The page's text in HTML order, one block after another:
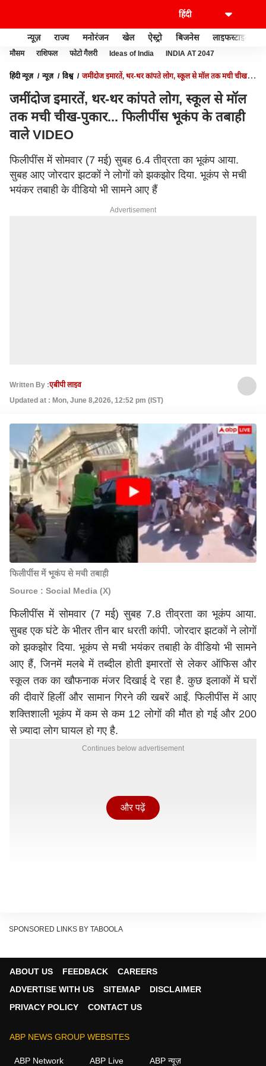
न्यूज़ राज्य मनोरंजन खेल ऐस्ट्रो बिजनेस लाइफस्टाइल
मौसम राशिफल फोटो गैलरी Ideas of India INDIA AT 2047
हिंदी न्यूज़ न्यूज़ विश्व
जमींदोज इमारतें, थर-थर कांपते लोग, स्कूल से मॉल तक मची चीख-
जमींदोज इमारतें, थर-थर कांपते लोग, स्कूल से मॉल
तक मची चीख-पुकार... फिलीपींस भूकंप के तबाही
वाले VIDEO
फिलीपींस में सोमवार (7 मई) सुबह 6.4 तीव्रता का भूकंप आया.
सुबह आए जोरदार झटकों ने लोगों को झकझोर दिया. भूकंप से मची
भयंकर तबाही के वीडियो भी सामने आए हैं
Advertisement
Written By :एबीपी लाइव
Updated at : Mon, June 8,2026, 12:52 pm (IST)
फिलीपींस में भूकंप से मची तबाही
Source : Social Media (X)
फिलीपींस में सोमवार (7 मई) सुबह 7.8 तीव्रता का भूकंप आया.
सुबह एक घंटे के भीतर तीन बार धरती कांपी. जोरदार झटकों ने लोगों
को झकझोर दिया. भूकंपसे मची भयंकर तबाही के वीडियो भी सामने
आए हैं, जिनमें मलबे में तब्दील होती इमारतों से लेकर ऑफिस और
स्कूल तक का खौफनाक मंजर दिखाई दे रहा है. कुछ इलाकों में घरों
की दीवारें हिलीं और सामान गिरने की खबरें आईं. फिलीपींस में आए
शक्तिशाली भूकंप में कम से कम 12 लोगों की मौत हो गई और 200
से ज़्यादा लोग घायल हो गए है.
Continues below advertisement
रहने की अपील की है. संस्थान ने कहा है कि भूकंप के बाद
और पढ़ें
SPONSORED LINKS BY TABOOLA
ABOUT US FEEDBACK
CAREERS
ADVERTISE WITH US
SITEMAP
DISCLAIMER
PRIVACY POLICY
CONTACT US
ABP NEWS GROUP WEBSITES
ABP Network ABP Live ABP न्यूज़